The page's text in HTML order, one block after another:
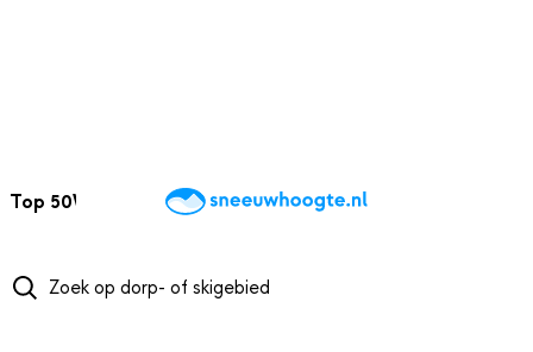
Top 50Webcams WintersportweerKaarten